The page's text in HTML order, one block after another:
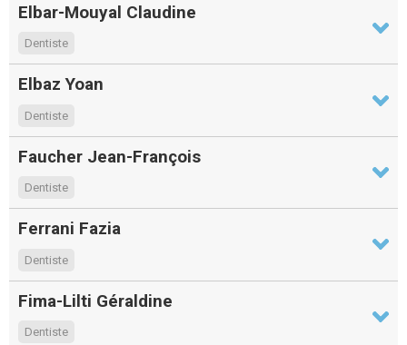
Elbar-Mouyal Claudine
Dentiste
Elbaz Yoan
Dentiste
Faucher Jean-François
Dentiste
Ferrani Fazia
Dentiste
Fima-Lilti Géraldine
Dentiste